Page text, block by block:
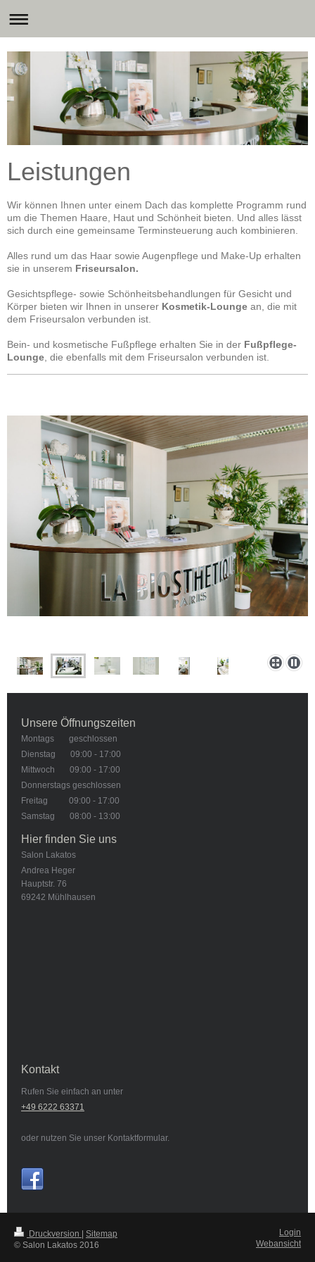
Leistungen
Wir können Ihnen unter einem Dach das komplette Programm rund
um die Themen Haare, Haut und Schönheit bieten. Und alles lässt
sich durch eine gemeinsame Terminsteuerung auch kombinieren.
Alles rund um das Haar sowie Augenpflege und Make-Up erhalten
sie in unserem Friseursalon.
Gesichtspflege- sowie Schönheitsbehandlungen für Gesicht und
Körper bieten wir Ihnen in unserer Kosmetik-Lounge an, die mit
dem Friseursalon verbunden ist.
Bein- und kosmetische Fußpflege erhalten Sie in der Fußpflege-
Lounge , die ebenfalls mit dem Friseursalon verbunden ist.
Unsere Öffnungszeiten
Montags geschlossen
Dienstag 09:00 - 17:00
Mittwoch 09:00 - 17:00
Donnerstags geschlossen
Freitag 09:00 - 17:00
Samstag 08:00 - 13:00
Hier finden Sie uns
Salon Lakatos
Andrea Heger
Hauptstr. 76
69242 Mühlhausen
Kontakt
Rufen Sie einfach an unter
+49 6222 63371
oder nutzen Sie unser Kontaktformular.
Druckversion | Sitemap
© Salon Lakatos 2016
Login
Webansicht